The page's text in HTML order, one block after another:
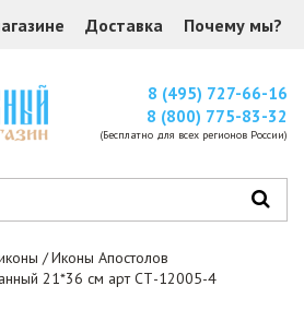
Доставка Почему мы?
8 (495) 727-66-16
8 (800) 775-83-32
(Бесплатно для всех регионов России)
Иконы Апостолов
21*36 см арт СТ-12005-4